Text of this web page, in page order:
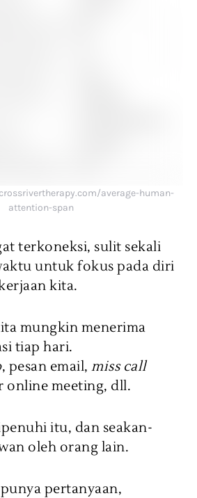
average-human-
attention-span
terkoneksi, sulit sekali
untuk fokus pada diri
kita.
mungkin menerima
tiap hari.
, pesan email, miss call
online meeting, dll.
itu, dan seakan-
oleh orang lain.
pertanyaan,